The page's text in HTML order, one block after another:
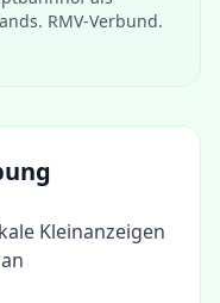
RMV-Verbund.
Kleinanzeigen